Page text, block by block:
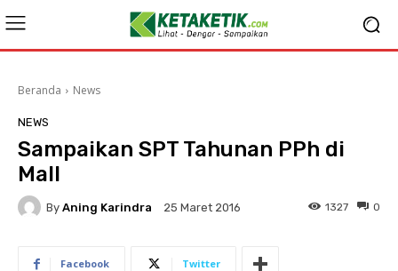
Beranda News
NEWS
Sampaikan SPT Tahunan PPh di
Mall
By Aning Karindra 25 Maret 2016 0
1327
Facebook Twitter